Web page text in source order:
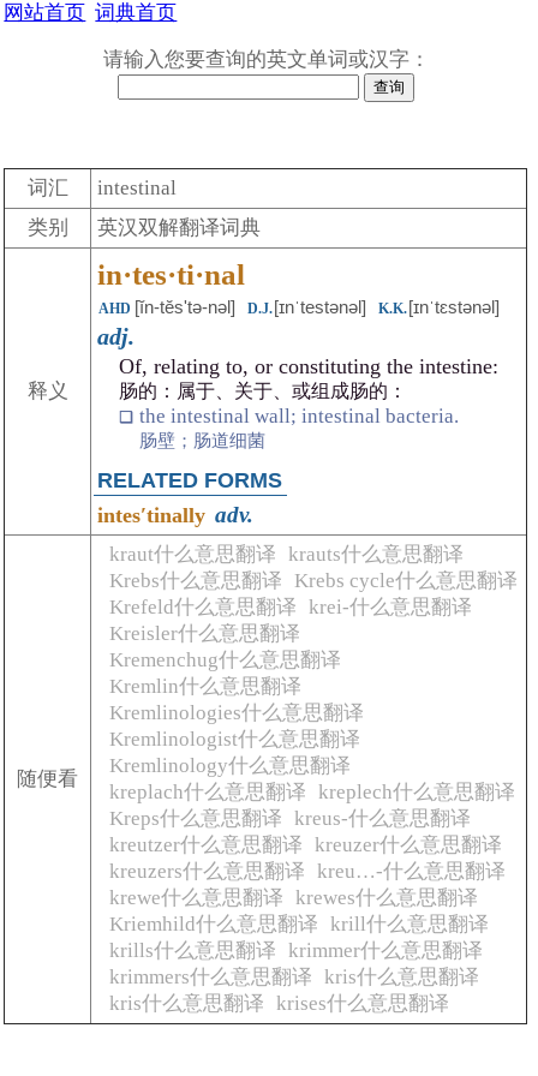
网站首页 词典首页
请输入您要查询的英文单词或汉字：
词汇
intestinal
类别
英汉双解翻译词典
释义
in·tes·ti·nal
AHD [ĭn-tĕsʹtə-nəl] D.J.[ɪnˈtestənəl] K.K.[ɪnˈtɛstənəl]
adj.
Of, relating to, or constituting the intestine:
肠的：属于、关于、或组成肠的：
the intestinal wall; intestinal bacteria.
肠壁；肠道细菌
RELATED FORMS
intesʹtinally adv.
随便看
kraut什么意思翻译 krauts什么意思翻译
Krebs什么意思翻译
Krebs cycle什么意思翻译
Krefeld什么意思翻译 krei-什么意思翻译
Kreisler什么意思翻译
Kremenchug什么意思翻译
Kremlin什么意思翻译
Kremlinologies什么意思翻译
Kremlinologist什么意思翻译
Kremlinology什么意思翻译
kreplach什么意思翻译 kreplech什么意思翻译
Kreps什么意思翻译 kreus-什么意思翻译
kreutzer什么意思翻译 kreuzer什么意思翻译
kreuzers什么意思翻译 kreu…-什么意思翻译
krewe什么意思翻译 krewes什么意思翻译
Kriemhild什么意思翻译 krill什么意思翻译
krills什么意思翻译 krimmer什么意思翻译
krimmers什么意思翻译 kris什么意思翻译
kris什么意思翻译 krises什么意思翻译